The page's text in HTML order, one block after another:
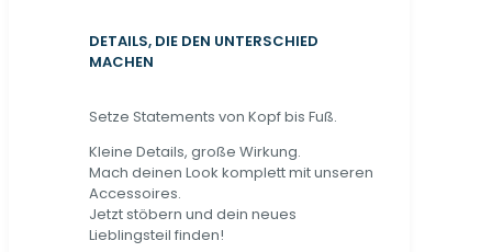
DETAILS, DIE DEN UNTERSCHIED
MACHEN
Setze Statements von Kopf bis Fuß.
Kleine Details, große Wirkung.
Mach deinen Look komplett mit unseren
Accessoires.
Jetzt stöbern und dein neues
Lieblingsteil finden!